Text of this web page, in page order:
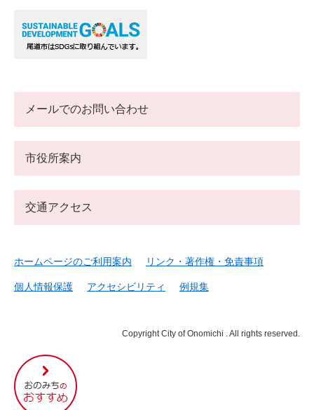
尾
道
市
の
メールでのお問い合わせ
市役所案内
交通アクセス
ホームページのご利用案内 リンク・著作権・免責事項
個人情報保護 アクセシビリティ 例規集
Copyright City of Onomichi . All rights reserved.